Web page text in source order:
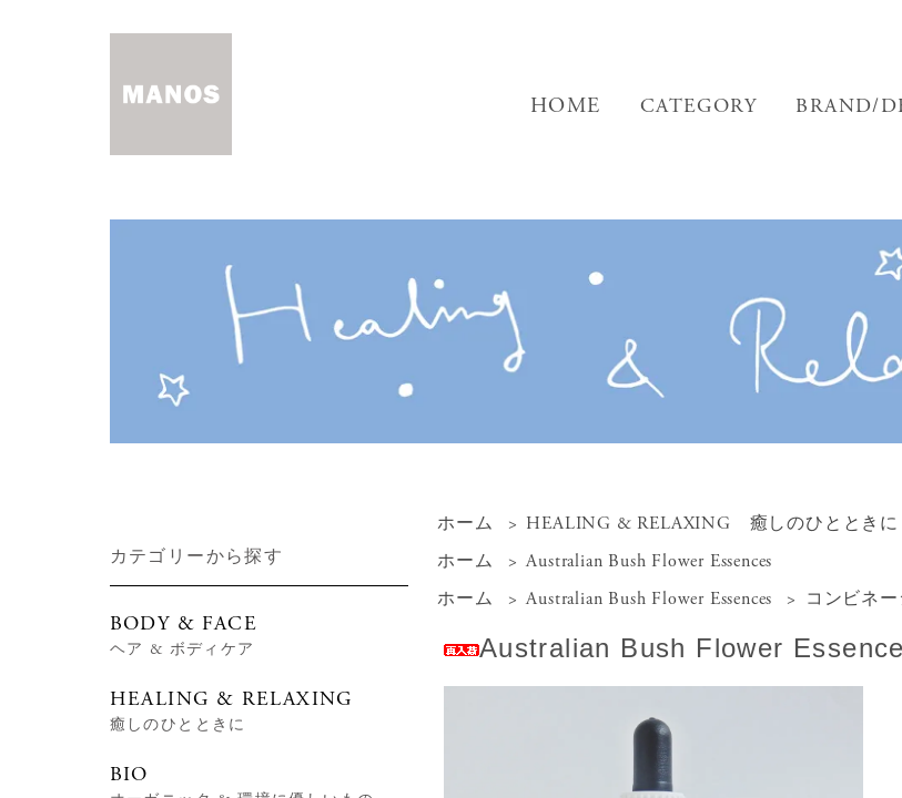
HOME CATEGORY BRAND/
ホーム > HEALING & RELAXING 癒しのひとときに
ホーム
> Australian Bush Flower Essences
ホーム
> Australian Bush Flower Essences > コンビネ
Australian Bush Flower
カテゴリーから探す
BODY & FACE
ヘア & ボディケア
HEALING & RELAXING
癒しのひとときに
BIO